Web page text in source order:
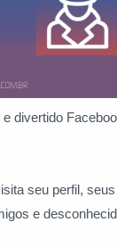
divertido
seu perfil,
e